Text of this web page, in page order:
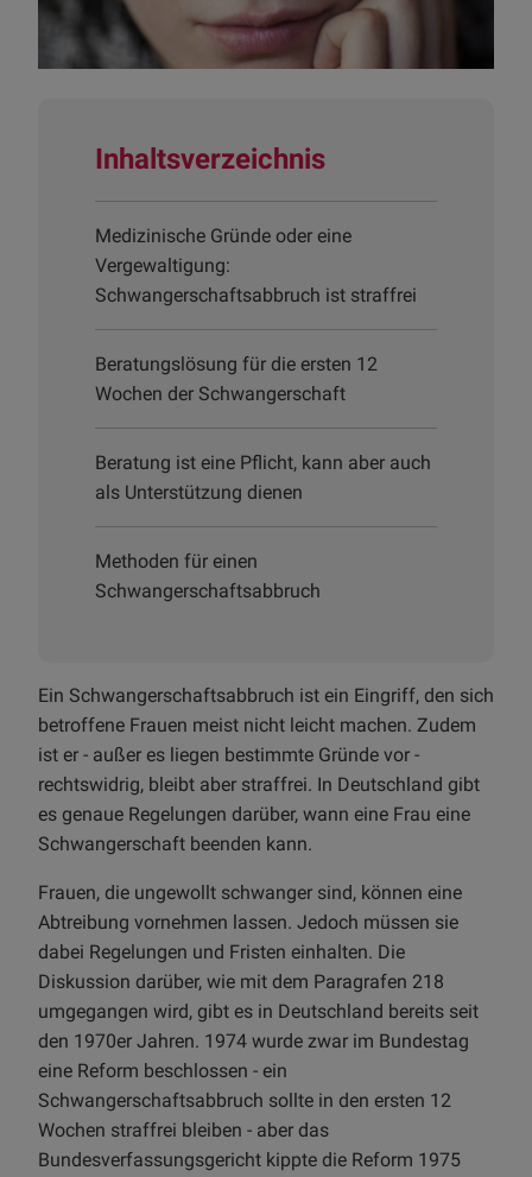
Inhaltsverzeichnis
Medizinische Gründe oder eine
Vergewaltigung:
Schwangerschaftsabbruch ist straffrei
Beratungslösung für die ersten 12
Wochen der Schwangerschaft
Beratung ist eine Pflicht, kann aber auch
als Unterstützung dienen
Methoden für einen
Schwangerschaftsabbruch
Ein Schwangerschaftsabbruch ist ein Eingriff, den sich
betroffene Frauen meist nicht leicht machen. Zudem
ist er - außer es liegen bestimmte Gründe vor -
rechtswidrig, bleibt aber straffrei. In Deutschland gibt
es genaue Regelungen darüber, wann eine Frau eine
Schwangerschaft beenden kann.
Frauen, die ungewollt schwanger sind, können eine
Abtreibung vornehmen lassen. Jedoch müssen sie
dabei Regelungen und Fristen einhalten. Die
Diskussion darüber, wie mit dem Paragrafen 218
umgegangen wird, gibt es in Deutschland bereits seit
den 1970er Jahren. 1974 wurde zwar im Bundestag
eine Reform beschlossen - ein
Schwangerschaftsabbruch sollte in den ersten 12
Wochen straffrei bleiben - aber das
Bundesverfassungsgericht kippte die Reform 1975